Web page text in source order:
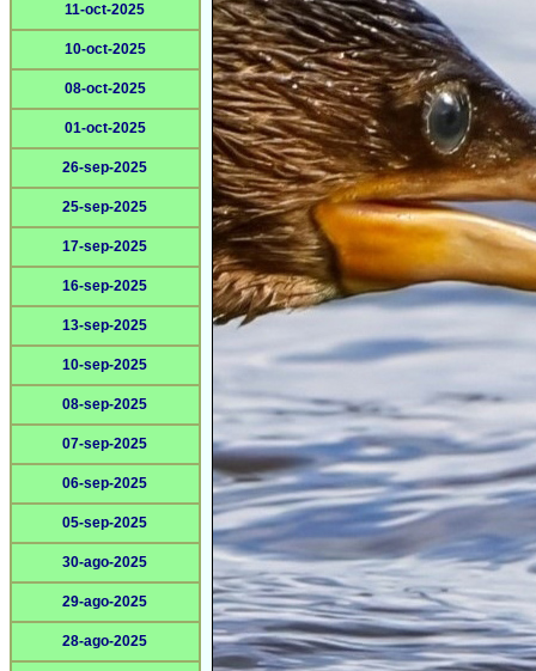
11-oct-2025
10-oct-2025
08-oct-2025
01-oct-2025
26-sep-2025
25-sep-2025
17-sep-2025
16-sep-2025
13-sep-2025
10-sep-2025
08-sep-2025
07-sep-2025
06-sep-2025
05-sep-2025
30-ago-2025
29-ago-2025
28-ago-2025